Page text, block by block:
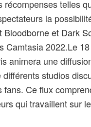
telles
la
Bloodborne et Dark
Camtasia 2022.Le
animera une
studios
Ce flux
qui travaillent sur